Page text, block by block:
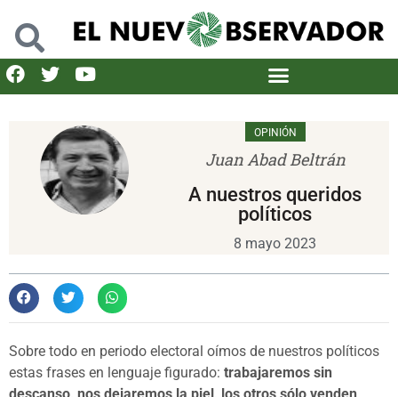
OPINIÓN
Juan Abad Beltrán
A nuestros queridos
políticos
8 mayo 2023
Sobre todo en periodo electoral oímos de nuestros políticos
estas frases en lenguaje figurado: trabajaremos sin
descanso, nos dejaremos la piel, los otros sólo venden